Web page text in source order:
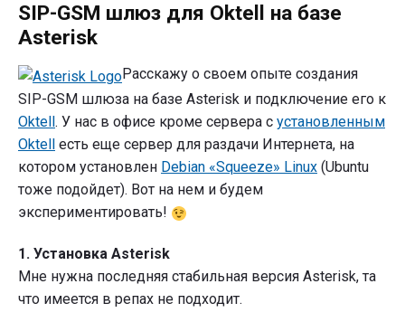
GSM
на
базе
SIP-GSM шлюз для Oktell на базе
Asterisk
Расскажу о своем опыте создания
SIP-GSM шлюза на базе Asterisk и подключение его к
Oktell. У нас в офисе кроме сервера с установленным
Oktell есть еще сервер для раздачи Интернета, на
котором установлен Debian «Squeeze» Linux (Ubuntu
тоже подойдет). Вот на нем и будем
экспериментировать!
1. Установка Asterisk
Мне нужна последняя стабильная версия Asterisk, та
что имеется в репах не подходит.